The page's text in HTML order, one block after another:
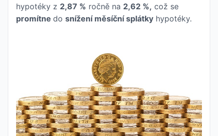
hypotéky z 2,87 % ročně na 2,62 %, což se
promítne do snížení měsíční splátky hypotéky.